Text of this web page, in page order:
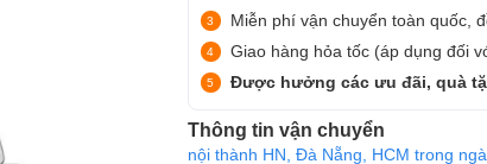
Miễn phí vận chuyển toàn quốc,
Giao hàng hỏa tốc (áp dụng đối
Được hưởng các ưu đãi, quà
Thông tin vận chuyển
nội thành HN, Đà Nẵng, HCM trong